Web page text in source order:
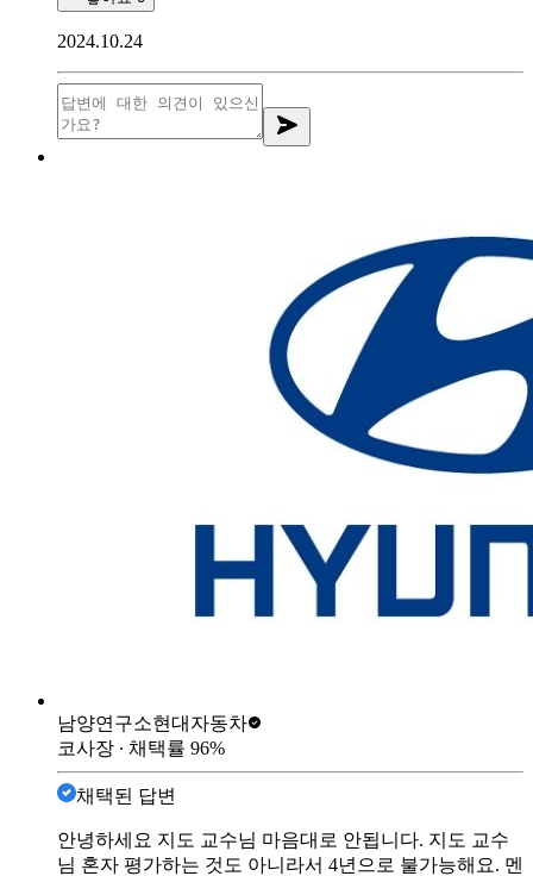
2024.10.24
남양연구소현대자동차
코사장 ∙ 채택률 96%
채택된 답변
안녕하세요 지도 교수님 마음대로 안됩니다. 지도 교수
님 혼자 평가하는 것도 아니라서 4년으로 불가능해요. 멘